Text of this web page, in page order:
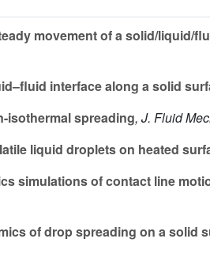
movement of a solid/liquid/
interface along a solid
isothermal spreading, J. Fluid
liquid droplets on heated
simulations of contact line
of drop spreading on a solid